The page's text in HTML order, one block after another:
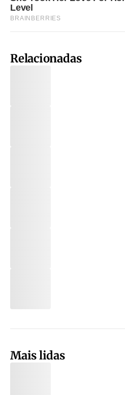
Relacionadas
Mais lidas